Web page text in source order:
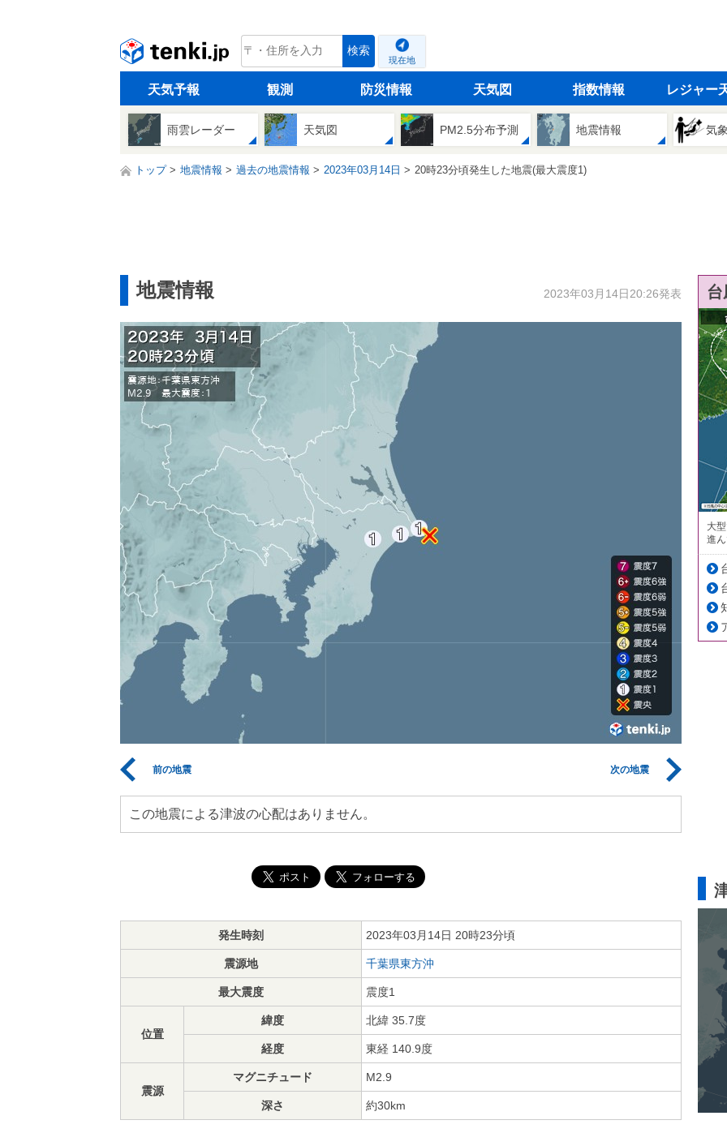
tenki.jp 検索
現在地
天気予報 観測 防災情報 天気図 指数情報 レジャー
雨雲レーダー 天気図 PM2.5分布予測 地震情報 気
トップ 地震情報 過去の地震情報 2023年03月14日 20時23分頃発生した地震(最大震度1)
地震情報 2023年03月14日20:26発表
前の地震 次の地震
この地震による津波の心配はありません。
発生時刻 2023年03月14日 20時23分頃
震源地 千葉県東方沖
最大震度 震度1
位置
緯度 北緯 35.7度
経度 東経 140.9度
震源
マグニチュード M2.9
深さ 約30km
大
進